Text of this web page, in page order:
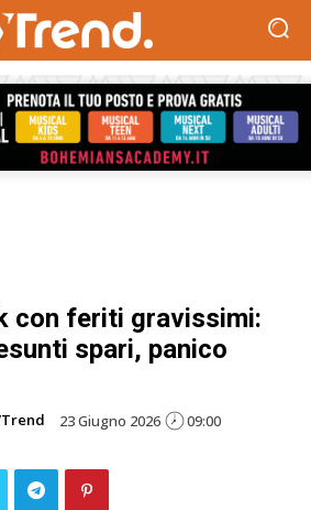
con feriti gravissimi:
spari, panico
23 Giugno 2026 09:00